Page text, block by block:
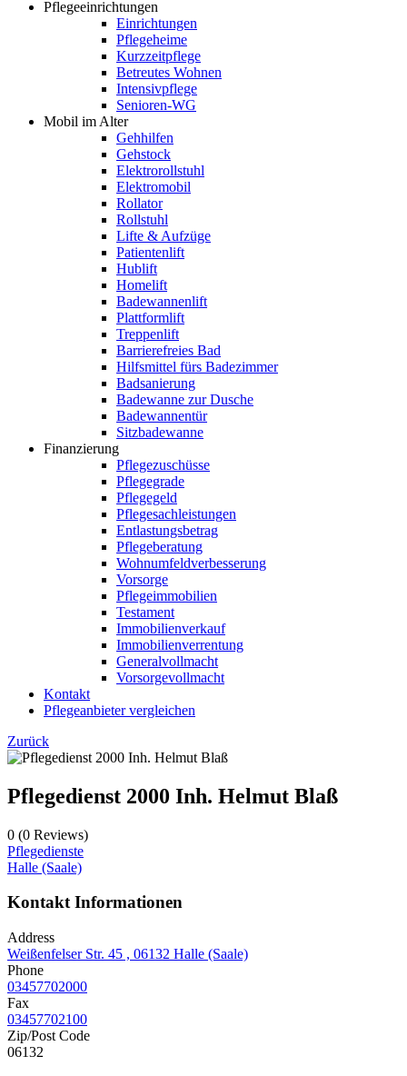
Pflegeeinrichtungen
Einrichtungen
Pflegeheime
Kurzzeitpflege
Betreutes Wohnen
Intensivpflege
Senioren-WG
Mobil im Alter
Gehhilfen
Gehstock
Elektrorollstuhl
Elektromobil
Rollator
Rollstuhl
Lifte & Aufzüge
Patientenlift
Hublift
Homelift
Badewannenlift
Plattformlift
Treppenlift
Barrierefreies Bad
Hilfsmittel fürs Badezimmer
Badsanierung
Badewanne zur Dusche
Badewannentür
Sitzbadewanne
Finanzierung
Pflegezuschüsse
Pflegegrade
Pflegegeld
Pflegesachleistungen
Entlastungsbetrag
Pflegeberatung
Wohnumfeldverbesserung
Vorsorge
Pflegeimmobilien
Testament
Immobilienverkauf
Immobilienverrentung
Generalvollmacht
Vorsorgevollmacht
Kontakt
Pflegeanbieter vergleichen
Zurück
Pflegedienst 2000 Inh. Helmut Blaß
0 (0 Reviews)
Pflegedienste
Halle (Saale)
Kontakt Informationen
Address
Weißenfelser Str. 45 , 06132 Halle (Saale)
Phone
03457702000
Fax
03457702100
Zip/Post Code
06132